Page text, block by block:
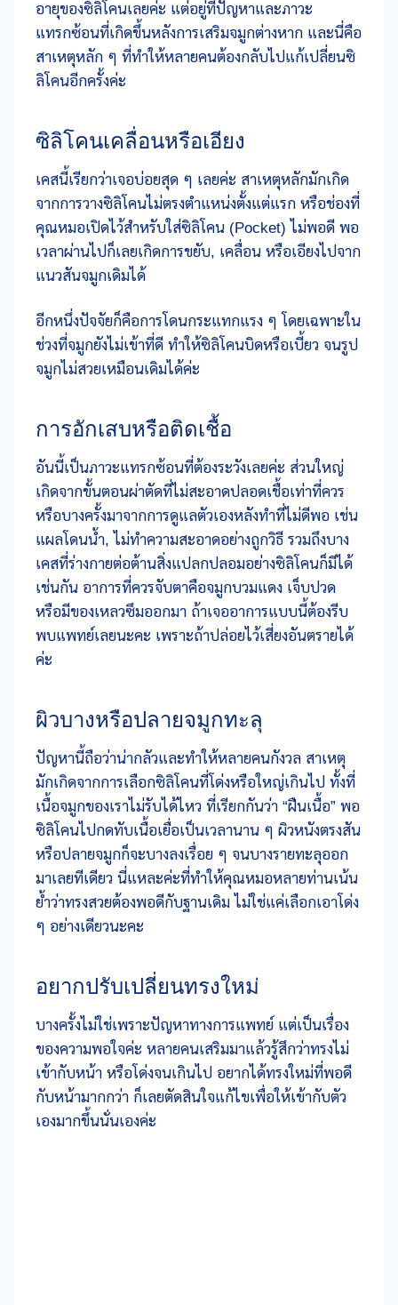
อายุของซิลิโคนเลยค่ะ แต่อยู่ที่ปัญหาและภาวะ
แทรกซ้อนที่เกิดขึ้นหลังการเสริมจมูกต่างหาก และนี่คือ
สาเหตุหลัก ๆ ที่ทำให้หลายคนต้องกลับไปแก้เปลี่ยนซิ
ลิโคนอีกครั้งค่ะ
ซิลิโคนเคลื่อนหรือเอียง
เคสนี้เรียกว่าเจอบ่อยสุด ๆ เลยค่ะ สาเหตุหลักมักเกิด
จากการวางซิลิโคนไม่ตรงตำแหน่งตั้งแต่แรก หรือช่องที่
คุณหมอเปิดไว้สำหรับใส่ซิลิโคน (Pocket) ไม่พอดี พอ
เวลาผ่านไปก็เลยเกิดการขยับ, เคลื่อน หรือเอียงไปจาก
แนวสันจมูกเดิมได้
อีกหนึ่งปัจจัยก็คือการโดนกระแทกแรง ๆ โดยเฉพาะใน
ช่วงที่จมูกยังไม่เข้าที่ดี ทำให้ซิลิโคนบิดหรือเบี้ยว จนรูป
จมูกไม่สวยเหมือนเดิมได้ค่ะ
การอักเสบหรือติดเชื้อ
อันนี้เป็นภาวะแทรกซ้อนที่ต้องระวังเลยค่ะ ส่วนใหญ่
เกิดจากขั้นตอนผ่าตัดที่ไม่สะอาดปลอดเชื้อเท่าที่ควร
หรือบางครั้งมาจากการดูแลตัวเองหลังทำที่ไม่ดีพอ เช่น
แผลโดนน้ำ, ไม่ทำความสะอาดอย่างถูกวิธี รวมถึงบาง
เคสที่ร่างกายต่อต้านสิ่งแปลกปลอมอย่างซิลิโคนก็มีได้
เช่นกัน อาการที่ควรจับตาคือจมูกบวมแดง เจ็บปวด
หรือมีของเหลวซึมออกมา ถ้าเจออาการแบบนี้ต้องรีบ
พบแพทย์เลยนะคะ เพราะถ้าปล่อยไว้เสี่ยงอันตรายได้
ค่ะ
ผิวบางหรือปลายจมูกทะลุ
ปัญหานี้ถือว่าน่ากลัวและทำให้หลายคนกังวล สาเหตุ
มักเกิดจากการเลือกซิลิโคนที่โด่งหรือใหญ่เกินไป ทั้งที่
เนื้อจมูกของเราไม่รับได้ไหว ที่เรียกกันว่า “ฝืนเนื้อ” พอ
ซิลิโคนไปกดทับเนื้อเยื่อเป็นเวลานาน ๆ ผิวหนังตรงสัน
หรือปลายจมูกก็จะบางลงเรื่อย ๆ จนบางรายทะลุออก
มาเลยทีเดียว นี่แหละค่ะที่ทำให้คุณหมอหลายท่านเน้น
ย้ำว่าทรงสวยต้องพอดีกับฐานเดิม ไม่ใช่แค่เลือกเอาโด่ง
ๆ อย่างเดียวนะคะ
อยากปรับเปลี่ยนทรงใหม่
บางครั้งไม่ใช่เพราะปัญหาทางการแพทย์ แต่เป็นเรื่อง
ของความพอใจค่ะ หลายคนเสริมมาแล้วรู้สึกว่าทรงไม่
เข้ากับหน้า หรือโด่งจนเกินไป อยากได้ทรงใหม่ที่พอดี
กับหน้ามากกว่า ก็เลยตัดสินใจแก้ไขเพื่อให้เข้ากับตัว
เองมากขึ้นนั่นเองค่ะ